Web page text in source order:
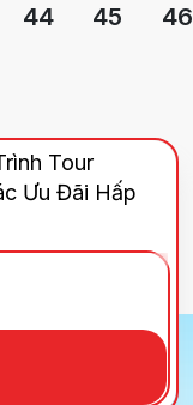
44 45 46
Tour
Ưu Đãi Hấp